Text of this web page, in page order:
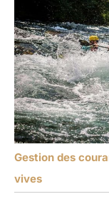
Gestion des
vives